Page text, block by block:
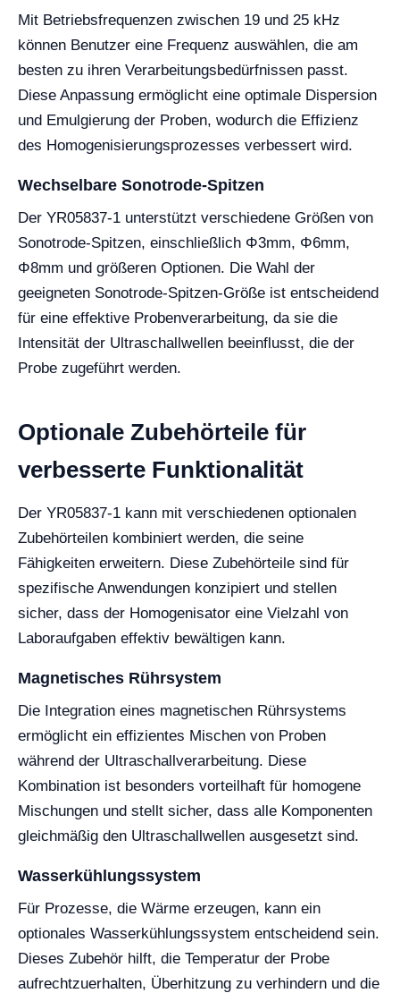
Mit Betriebsfrequenzen zwischen 19 und 25 kHz
können Benutzer eine Frequenz auswählen, die am
besten zu ihren Verarbeitungsbedürfnissen passt.
Diese Anpassung ermöglicht eine optimale Dispersion
und Emulgierung der Proben, wodurch die Effizienz
des Homogenisierungsprozesses verbessert wird.
Wechselbare Sonotrode-Spitzen
Der YR05837-1 unterstützt verschiedene Größen von
Sonotrode-Spitzen, einschließlich Φ3mm, Φ6mm,
Φ8mm und größeren Optionen. Die Wahl der
geeigneten Sonotrode-Spitzen-Größe ist entscheidend
für eine effektive Probenverarbeitung, da sie die
Intensität der Ultraschallwellen beeinflusst, die der
Probe zugeführt werden.
Optionale Zubehörteile für
verbesserte Funktionalität
Der YR05837-1 kann mit verschiedenen optionalen
Zubehörteilen kombiniert werden, die seine
Fähigkeiten erweitern. Diese Zubehörteile sind für
spezifische Anwendungen konzipiert und stellen
sicher, dass der Homogenisator eine Vielzahl von
Laboraufgaben effektiv bewältigen kann.
Magnetisches Rührsystem
Die Integration eines magnetischen Rührsystems
ermöglicht ein effizientes Mischen von Proben
während der Ultraschallverarbeitung. Diese
Kombination ist besonders vorteilhaft für homogene
Mischungen und stellt sicher, dass alle Komponenten
gleichmäßig den Ultraschallwellen ausgesetzt sind.
Wasserkühlungssystem
Für Prozesse, die Wärme erzeugen, kann ein
optionales Wasserkühlungssystem entscheidend sein.
Dieses Zubehör hilft, die Temperatur der Probe
aufrechtzuerhalten, Überhitzung zu verhindern und die